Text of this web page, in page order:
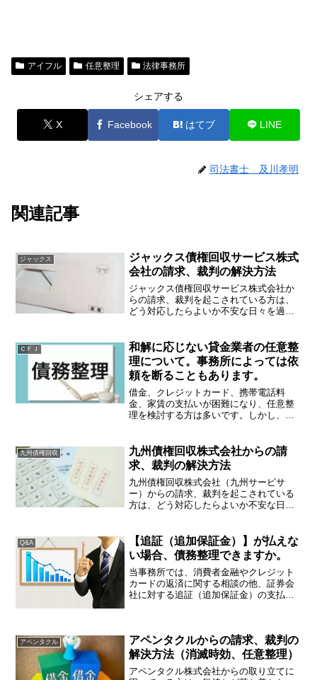
アイフル 任意整理 法律事務所
シェアする
X Facebook はてブ LINE
司法書士 及川孝明
関連記事
ジャックス
ジャックス債権回収サービス株式
会社の請求、裁判の解決方法
ジャックス債権回収サービス株式会社か
らの請求、裁判を起こされている方は、
どう対応したらよいか不安な日々を過ご
スいたします。ジャックス債権回収サー
ビス株式会社とは？ジャッ...
ＣＦＪ
和解に応じない貸金業者の任意整
理について。事務所によっては依
頼を断ることもあります。
借金、クレジットカード、携帯電話料
金、家賃の支払いが困難になり、任意整
理を検討する方は多いです。しかし、
整理に応じない理由や弁護士・司法書士
に依頼を断られたときの対応方...
九州債権回収
九州債権回収株式会社からの請
求、裁判の解決方法
九州債権回収株式会社（九州サービサ
ー）からの請求、裁判を起こされている
方は、どう対応したらよいか不安な日々
ドバイスいたします。九州債権回収株式
会社とは？九州債権回収株式...
Q&A
【追証（追加保証金）】が払えな
い場合、債務整理できますか。
当事務所では、消費者金融やクレジット
カードの返済に関する相談の他、証券会
社に対する追証（追加保証金）の支払い
が、相場が急変したときに、...
アペンタクル
アペンタクルからの請求、裁判の
解決方法（消滅時効、任意整理）
アペンタクル株式会社からの取り立てに